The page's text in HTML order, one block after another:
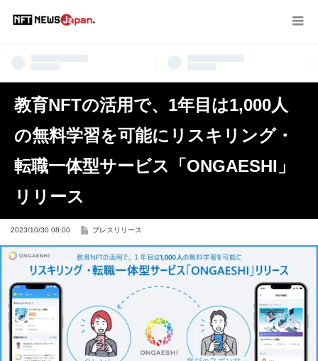
教育NFTの活用で、1年目は1,000人
の無料学習を可能にリスキリング・
転職一体型サービス「ONGAESHI」
リリース
2023/10/30 08:00 プレスリリース